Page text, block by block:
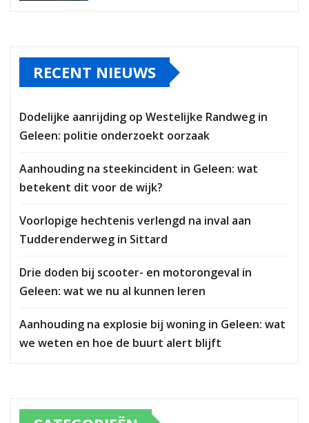
RECENT NIEUWS
Dodelijke aanrijding op Westelijke Randweg in
Geleen: politie onderzoekt oorzaak
Aanhouding na steekincident in Geleen: wat
betekent dit voor de wijk?
Voorlopige hechtenis verlengd na inval aan
Tudderenderweg in Sittard
Drie doden bij scooter- en motorongeval in
Geleen: wat we nu al kunnen leren
Aanhouding na explosie bij woning in Geleen: wat
we weten en hoe de buurt alert blijft